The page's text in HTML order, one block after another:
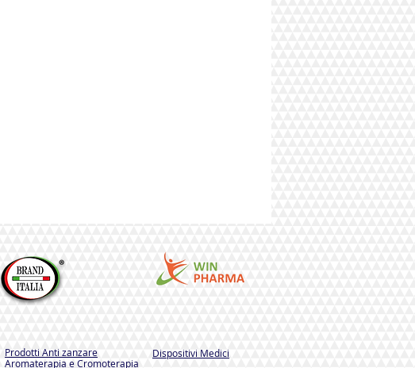
Prodotti Anti zanzare
Aromaterapia e Cromoterapia
Dispositivi Medici